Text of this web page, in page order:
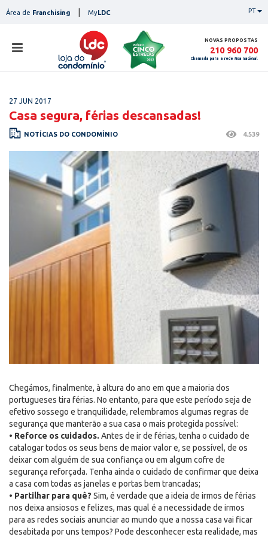
toÁrea de Franchising MyLDC PT
NOVAS PROPOSTAS
210 960 700
Chamada para a rede fixa nacional
serviços
contactos
27 JUN 2017
Casa segura, férias descansadas!
NOTÍCIAS DO CONDOMÍNIO 4.539
Chegámos, finalmente, à altura do ano em que a maioria dos
portugueses tira férias. No entanto, para que este período seja de
efetivo sossego e tranquilidade, relembramos algumas regras de
segurança que manterão a sua casa o mais protegida possível:
• Reforce os cuidados. Antes de ir de férias, tenha o cuidado de
catalogar todos os seus bens de maior valor e, se possível, de os
deixar com alguém de sua confiança ou em algum cofre de
segurança reforçada. Tenha ainda o cuidado de confirmar que deixa
a casa com todas as janelas e portas bem trancadas;
• Partilhar para quê? Sim, é verdade que a ideia de irmos de férias
nos deixa ansiosos e felizes, mas qual é a necessidade de irmos
para as redes sociais anunciar ao mundo que a nossa casa vai ficar
desabitada por uns tempos? Pode desconhecer esta realidade, mas